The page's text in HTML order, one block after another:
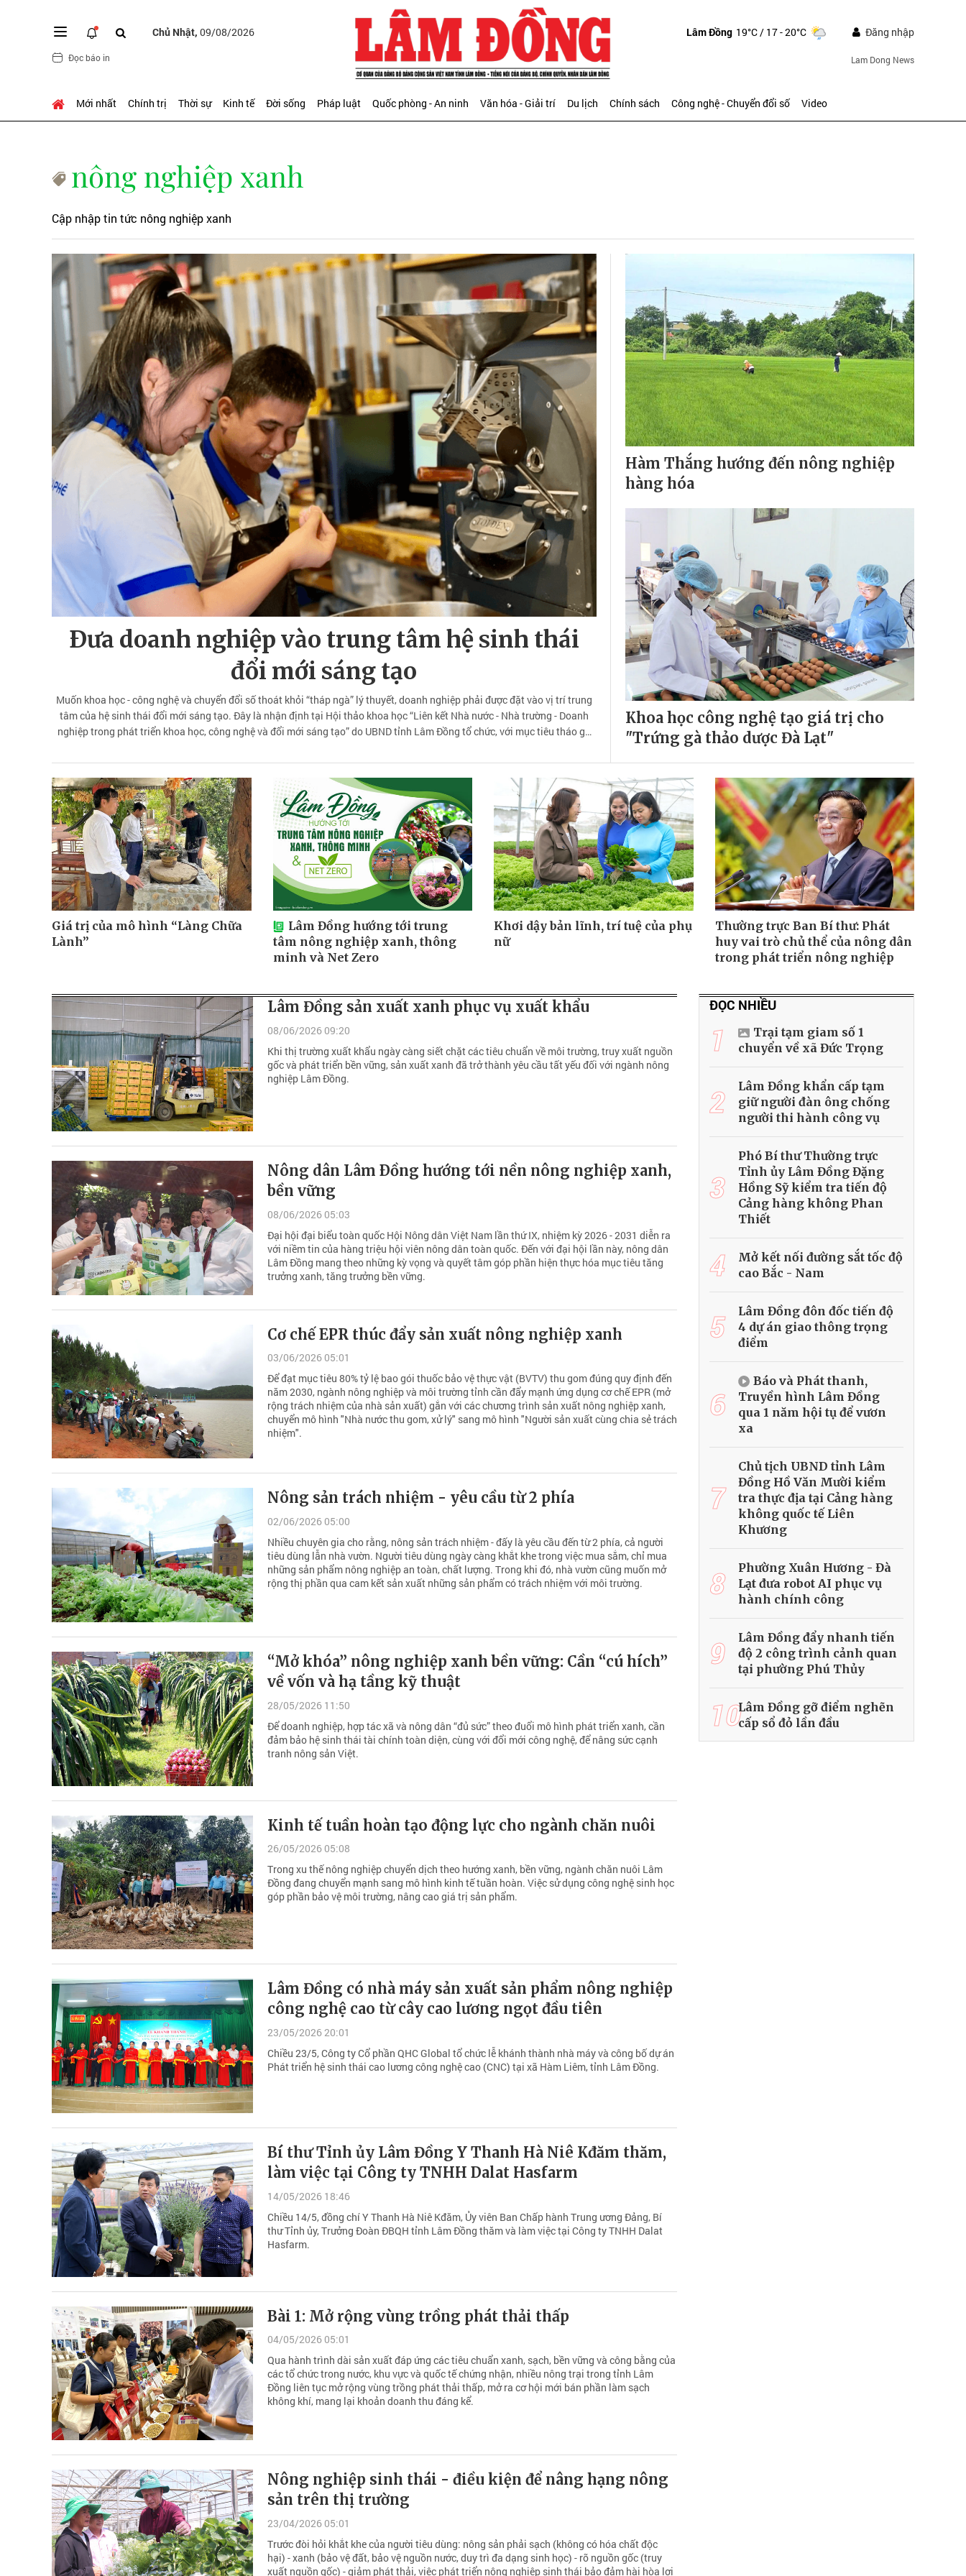
Chủ Nhật, 09/08/2026
Đọc báo in
Lâm Đồng 19°C/ 17 - 20°C Đăng nhập
Lam Dong News
Mới nhất Chính trị Thời sự Kinh tế Đời sống Pháp luật Quốc phòng - An ninh Văn hóa - Giải trí Du lịch Chính sách Công nghệ - Chuyển đổi số Video
nông nghiệp xanh
Cập nhập tin tức nông nghiệp xanh
Ðưa doanh nghiệp vào trung tâm hệ sinh thái
đổi mới sáng tạo
Muốn khoa học - công nghệ và chuyển đổi số thoát khỏi “tháp ngà” lý thuyết, doanh nghiệp phải được đặt vào vị trí trung
tâm của hệ sinh thái đổi mới sáng tạo. Đây là nhận định tại Hội thảo khoa học “Liên kết Nhà nước - Nhà trường - Doanh
nghiệp trong phát triển khoa học, công nghệ và đổi mới sáng tạo” do UBND tỉnh Lâm Đồng tổ chức, với mục tiêu tháo gỡ
đoạn 2026 - 2030.
Hàm Thắng hướng đến nông nghiệp
hàng hóa
Khoa học công nghệ tạo giá trị cho
"Trứng gà thảo dược Đà Lạt"
Giá trị của mô hình “Làng Chữa
Lành”
Lâm Đồng hướng tới trung
tâm nông nghiệp xanh, thông
minh và Net Zero
Khơi dậy bản lĩnh, trí tuệ của phụ
nữ
Thường trực Ban Bí thư: Phát
huy vai trò chủ thể của nông dân
trong phát triển nông nghiệp
Lâm Đồng sản xuất xanh phục vụ xuất khẩu
08/06/2026 09:20
Khi thị trường xuất khẩu ngày càng siết chặt các tiêu chuẩn về môi trường, truy xuất nguồn
gốc và phát triển bền vững, sản xuất xanh đã trở thành yêu cầu tất yếu đối với ngành nông
nghiệp Lâm Đồng.
Nông dân Lâm Ðồng hướng tới nền nông nghiệp xanh,
bền vững
08/06/2026 05:03
Đại hội đại biểu toàn quốc Hội Nông dân Việt Nam lần thứ IX, nhiệm kỳ 2026 - 2031 diễn ra
với niềm tin của hàng triệu hội viên nông dân toàn quốc. Đến với đại hội lần này, nông dân
Lâm Đồng mang theo những kỳ vọng và quyết tâm góp phần hiện thực hóa mục tiêu tăng
trưởng xanh, tăng trưởng bền vững.
Cơ chế EPR thúc đẩy sản xuất nông nghiệp xanh
03/06/2026 05:01
Để đạt mục tiêu 80% tỷ lệ bao gói thuốc bảo vệ thực vật (BVTV) thu gom đúng quy định đến
năm 2030, ngành nông nghiệp và môi trường tỉnh cần đẩy mạnh ứng dụng cơ chế EPR (mở
rộng trách nhiệm của nhà sản xuất) gắn với các chương trình sản xuất nông nghiệp xanh,
chuyển mô hình "Nhà nước thu gom, xử lý" sang mô hình "Người sản xuất cùng chia sẻ trách
nhiệm".
Nông sản trách nhiệm - yêu cầu từ 2 phía
02/06/2026 05:00
Nhiều chuyên gia cho rằng, nông sản trách nhiệm - đấy là yêu cầu đến từ 2 phía, cả người
tiêu dùng lẫn nhà vườn. Người tiêu dùng ngày càng khắt khe trong việc mua sắm, chỉ mua
những sản phẩm nông nghiệp an toàn, chất lượng. Trong khi đó, nhà vườn cũng muốn mở
rộng thị phần qua cam kết sản xuất những sản phẩm có trách nhiệm với môi trường.
“Mở khóa” nông nghiệp xanh bền vững: Cần “cú hích”
về vốn và hạ tầng kỹ thuật
28/05/2026 11:50
Để doanh nghiệp, hợp tác xã và nông dân “đủ sức” theo đuổi mô hình phát triển xanh, cần
đảm bảo hệ sinh thái tài chính toàn diện, cùng với đổi mới công nghệ, để nâng sức cạnh
tranh nông sản Việt.
Kinh tế tuần hoàn tạo động lực cho ngành chăn nuôi
26/05/2026 05:08
Trong xu thế nông nghiệp chuyển dịch theo hướng xanh, bền vững, ngành chăn nuôi Lâm
Đồng đang chuyển mạnh sang mô hình kinh tế tuần hoàn. Việc sử dụng công nghệ sinh học
góp phần bảo vệ môi trường, nâng cao giá trị sản phẩm.
Lâm Đồng có nhà máy sản xuất sản phẩm nông nghiệp
công nghệ cao từ cây cao lương ngọt đầu tiên
23/05/2026 20:01
Chiều 23/5, Công ty Cổ phần QHC Global tổ chức lễ khánh thành nhà máy và công bố dự án
Phát triển hệ sinh thái cao lương công nghệ cao (CNC) tại xã Hàm Liêm, tỉnh Lâm Đồng.
Bí thư Tỉnh ủy Lâm Đồng Y Thanh Hà Niê Kđăm thăm,
làm việc tại Công ty TNHH Dalat Hasfarm
14/05/2026 18:46
Chiều 14/5, đồng chí Y Thanh Hà Niê Kđăm, Ủy viên Ban Chấp hành Trung ương Đảng, Bí
thư Tỉnh ủy, Trưởng Đoàn ĐBQH tỉnh Lâm Đồng thăm và làm việc tại Công ty TNHH Dalat
Hasfarm.
Bài 1: Mở rộng vùng trồng phát thải thấp
04/05/2026 05:01
Qua hành trình dài sản xuất đáp ứng các tiêu chuẩn xanh, sạch, bền vững và công bằng của
các tổ chức trong nước, khu vực và quốc tế chứng nhận, nhiều nông trại trong tỉnh Lâm
Đồng liên tục mở rộng vùng trồng phát thải thấp, mở ra cơ hội mới bán phần làm sạch
không khí, mang lại khoản doanh thu đáng kể.
Nông nghiệp sinh thái - điều kiện để nâng hạng nông
sản trên thị trường
23/04/2026 05:01
Trước đòi hỏi khắt khe của người tiêu dùng: nông sản phải sạch (không có hóa chất độc
hại) - xanh (bảo vệ đất, bảo vệ nguồn nước, duy trì đa dạng sinh học) - rõ nguồn gốc (truy
xuất nguồn gốc) - giảm phát thải, việc phát triển nông nghiệp sinh thái bảo đảm hài hòa lợi
ĐỌC NHIỀU
1
Trại tạm giam số 1
chuyển về xã Đức Trọng
2
Lâm Đồng khẩn cấp tạm
giữ người đàn ông chống
người thi hành công vụ
3
Phó Bí thư Thường trực
Tỉnh ủy Lâm Đồng Đặng
Hồng Sỹ kiểm tra tiến độ
Cảng hàng không Phan
Thiết
4
Mở kết nối đường sắt tốc độ
cao Bắc - Nam
5
Lâm Đồng đôn đốc tiến độ
4 dự án giao thông trọng
điểm
6
Báo và Phát thanh,
Truyền hình Lâm Đồng
qua 1 năm hội tụ để vươn
xa
7
Chủ tịch UBND tỉnh Lâm
Đồng Hồ Văn Mười kiểm
tra thực địa tại Cảng hàng
không quốc tế Liên
Khương
8
Phường Xuân Hương - Đà
Lạt đưa robot AI phục vụ
hành chính công
9
Lâm Đồng đẩy nhanh tiến
độ 2 công trình cảnh quan
tại phường Phú Thủy
10Lâm Đồng gỡ điểm nghẽn
cấp sổ đỏ lần đầu